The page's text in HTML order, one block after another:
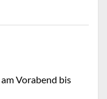
Vorabend bis